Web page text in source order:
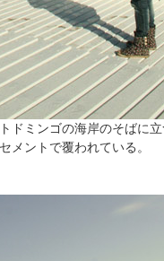
ドミンゴの海岸のそばに
メントで覆われている。